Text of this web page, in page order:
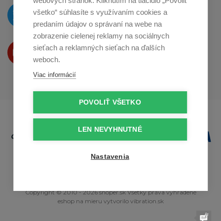
O novinkách píšeme
na Twitteri
Produkty Vám predstavujeme
naYoutube
Copyright © 2010 - 2026 snoper.sk Všetky práva vyhradené
eshop na mieru vytvorilo vibration.sk
všetko“ súhlasíte s využívaním cookies a
predaním údajov o správaní na webe na
zobrazenie cielenej reklamy na sociálnych
sieťach a reklamných sieťach na ďalších
weboch.
Viac informácií
POVOLIŤ VŠETKO
LEN NEVYHNUTNÉ
Nastavenia